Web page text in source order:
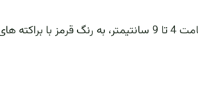
این گیاه دارای میوه هایی دوکی شکل تا تخم مرغی شکل، به طول 6 تا 12 سانتیمتر و ضخامت 4 تا 9 سانتیمتر، به رنگ